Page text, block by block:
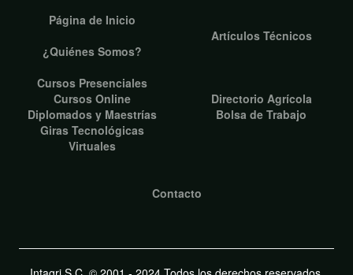
Página de Inicio
¿Quiénes Somos?
Artículos Técnicos
Cursos Presenciales
Cursos Online
Diplomados y Maestrías
Giras Tecnológicas
Virtuales
Directorio Agrícola
Bolsa de Trabajo
Contacto